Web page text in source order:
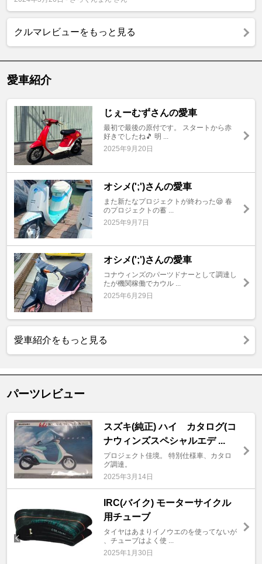
クルマレビューをもっと見る
愛車紹介
じぇーむずさんの愛車
最初で最後の原付です。 スタートから赤
好きでしたね🎵 明 ...
2025年9月20日
オシメ(';')さんの愛車
また新たなプロジェクトが終わった😪 春
のプロジェクトの蓄 ...
2025年9月7日
オシメ(';')さんの愛車
コナウィンズのパーツドナーとして調達し
たが機関稼働でカウル ...
2025年6月29日
愛車紹介をもっと見る
パーツレビュー
スズキ(純正) ハイ カタログ(コ
ナウィンズスペシャルエデ ...
プロジェクト佳境。 特別仕様車、カタロ
グ調達。
2025年3月14日
IRC(バイク) モーターサイクル
用チューブ
タイヤはあまりイノウエのを使ってないが
、チューブはよく使 ...
2025年1月30日